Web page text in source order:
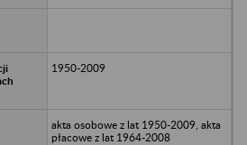
1950-2009
akta osobowe z lat 1950-2009, akta
płacowe z lat 1964-2008